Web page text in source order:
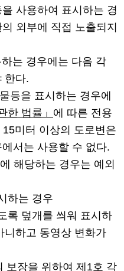
사용하여 표시하는 경
외부에 직접 노출되지
는 경우에는 다음 각
한다.
등을 표시하는 경우에
한 법률」 에 따른 전용
미터 이상의 도로변은
서는 사용할 수 없다.
해당하는 경우는 예외
하는 경우
록 덮개를 씌워 표시하
니하고 동영상 변화가
보장을 위하여 제1호 각